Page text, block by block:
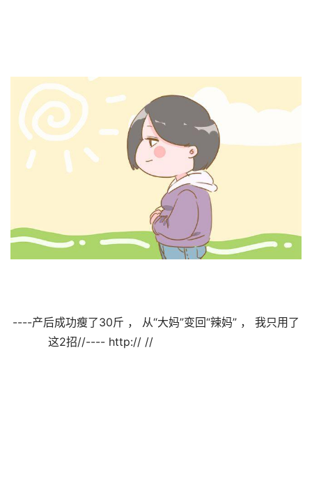
----产后成功瘦了30斤 ， 从“大妈”变回“辣妈” ， 我只用了
这2招//---- http:// //